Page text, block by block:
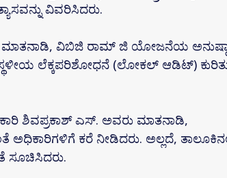
ವಿವರಿಸಿದರು.
ಮಾತನಾಡಿ, ವಿಬಿಜಿ ರಾಮ್ ಜಿ ಯೋಜನೆಯ
ಲೆಕ್ಕಪರಿಶೋಧನೆ (ಲೋಕಲ್ ಆಡಿಟ್)
ಶಿವಪ್ರಕಾಶ್ ಎಸ್. ಅವರು ಮಾತನಾಡಿ,
ಕರೆ ನೀಡಿದರು. ಅಲ್ಲದೆ,
ಸೂಚಿಸಿದರು.